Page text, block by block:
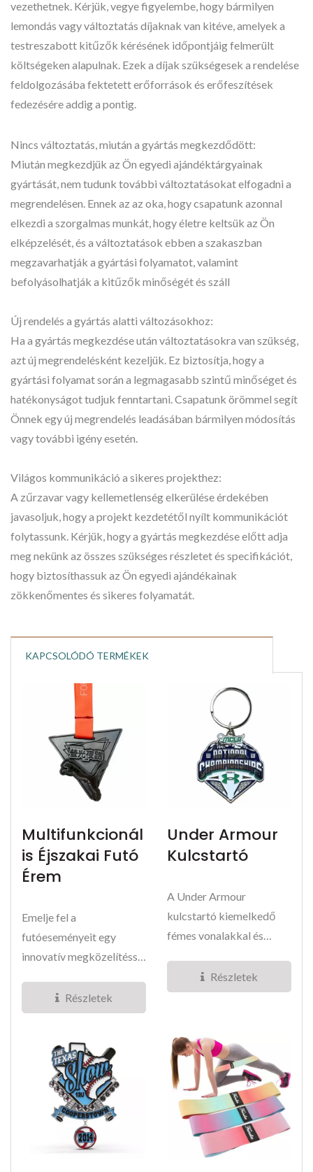
vezethetnek. Kérjük, vegye figyelembe, hogy bármilyen
lemondás vagy változtatás díjaknak van kitéve, amelyek a
testreszabott kitűzők kérésének időpontjáig felmerült
költségeken alapulnak. Ezek a díjak szükségesek a rendelése
feldolgozásába fektetett erőforrások és erőfeszítések
fedezésére addig a pontig.
Nincs változtatás, miután a gyártás megkezdődött:
Miután megkezdjük az Ön egyedi ajándéktárgyainak
gyártását, nem tudunk további változtatásokat elfogadni a
megrendelésen. Ennek az az oka, hogy csapatunk azonnal
elkezdi a szorgalmas munkát, hogy életre keltsük az Ön
elképzelését, és a változtatások ebben a szakaszban
megzavarhatják a gyártási folyamatot, valamint
befolyásolhatják a kitűzők minőségét és száll
Új rendelés a gyártás alatti változásokhoz:
Ha a gyártás megkezdése után változtatásokra van szükség,
azt új megrendelésként kezeljük. Ez biztosítja, hogy a
gyártási folyamat során a legmagasabb szintű minőséget és
hatékonyságot tudjuk fenntartani. Csapatunk örömmel segít
Önnek egy új megrendelés leadásában bármilyen módosítás
vagy további igény esetén.
Világos kommunikáció a sikeres projekthez:
A zűrzavar vagy kellemetlenség elkerülése érdekében
javasoljuk, hogy a projekt kezdetétől nyílt kommunikációt
folytassunk. Kérjük, hogy a gyártás megkezdése előtt adja
meg nekünk az összes szükséges részletet és specifikációt,
hogy biztosíthassuk az Ön egyedi ajándékainak
zökkenőmentes és sikeres folyamatát.
KAPCSOLÓDÓ TERMÉKEK
Multifunkcionál
Is Éjszakai Futó
Érem
Emelje fel a
futóeseményeit egy
innovatív megközelítéssel
Night...
Részletek
Under Armour
Kulcstartó
A Under Armour
kulcstartó kiemelkedő
fémes vonalakkal és
színkitöltéssel...
Részletek